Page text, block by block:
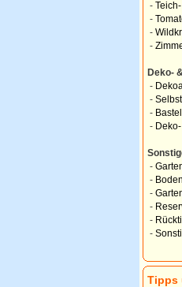
-
-
-
-
Deko-
-
-
-
-
-
-
-
-
-
-
Tipps